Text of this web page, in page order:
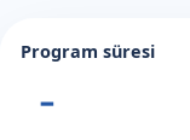
Program süresi
−